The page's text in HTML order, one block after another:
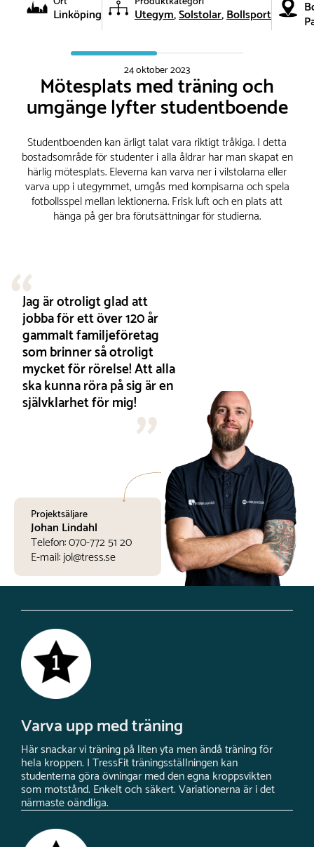
Linköping Utegym Solstolar Bollsport
24 oktober 2023
Mötesplats med träning och
umgänge lyfter studentboende
Studentboenden kan ärligt talat vara riktigt tråkiga. I detta
bostadsområde för studenter i alla åldrar har man skapat en
härlig mötesplats. Eleverna kan varva ner i vilstolarna eller
varva upp i utegymmet, umgås med kompisarna och spela
fotbollsspel mellan lektionerna. Frisk luft och en plats att
hänga på ger bra förutsättningar för studierna.
Jag är otroligt glad att
jobba för ett över 120 år
gammalt familjeföretag
som brinner så otroligt
mycket för rörelse! Att alla
ska kunna röra på sig är en
självklarhet för mig!
Projektsäljare
Johan Lindahl
Telefon:070-772 51 20
E-mail:jol@tress.se
Varva upp med träning
Här snackar vi träning på liten yta men ändå träning för
hela kroppen. I TressFit träningsställningen kan
studenterna göra övningar med den egna kroppsvikten
som motstånd. Enkelt och säkert. Variationerna är i det
närmaste oändliga.